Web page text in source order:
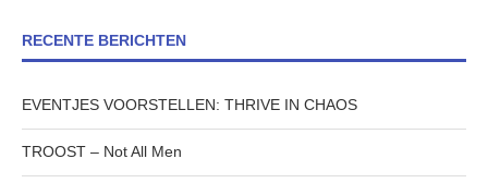
RECENTE BERICHTEN
EVENTJES VOORSTELLEN: THRIVE IN CHAOS
TROOST – Not All Men